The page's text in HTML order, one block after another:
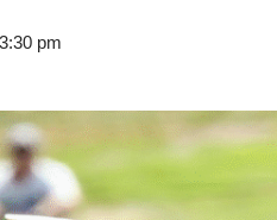
pm